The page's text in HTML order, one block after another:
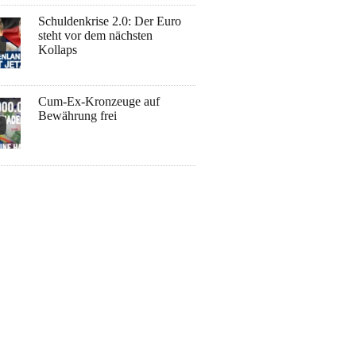
Schuldenkrise 2.0: Der Euro
steht vor dem nächsten
Kollaps
Cum-Ex-Kronzeuge auf
Bewährung frei